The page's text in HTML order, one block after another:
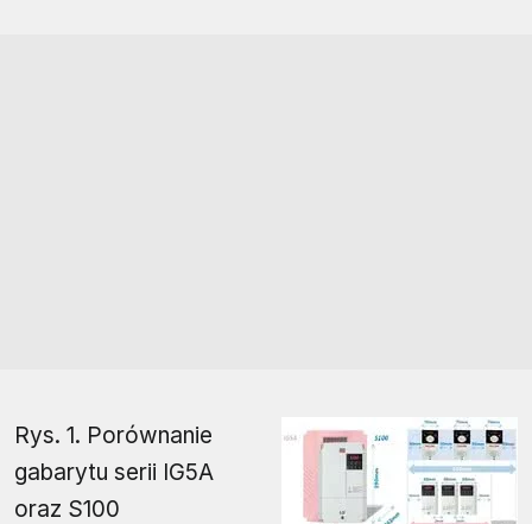
Rys. 1. Porównanie
gabarytu serii IG5A
oraz S100